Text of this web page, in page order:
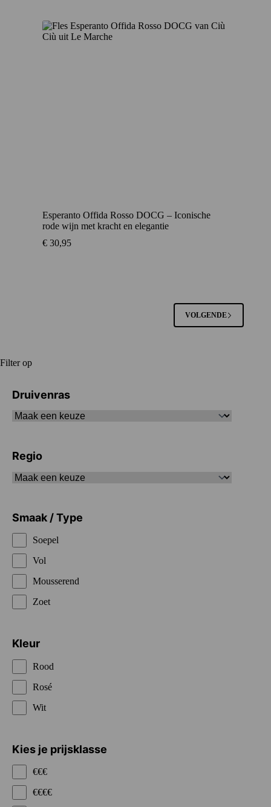
Esperanto Offida Rosso DOCG – Iconische
rode wijn met kracht en elegantie
€ 30,95
VOLGENDE
Filter op
Druivenras
Regio
Smaak / Type
Soepel
Vol
Mousserend
Zoet
Kleur
Rood
Rosé
Wit
Kies je prijsklasse
€€€
€€€€